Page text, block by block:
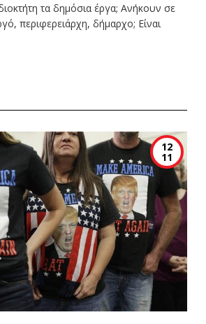
τα δημόσια έργα; Ανήκουν σε
περιφερειάρχη, δήμαρχο; Είναι
12
11